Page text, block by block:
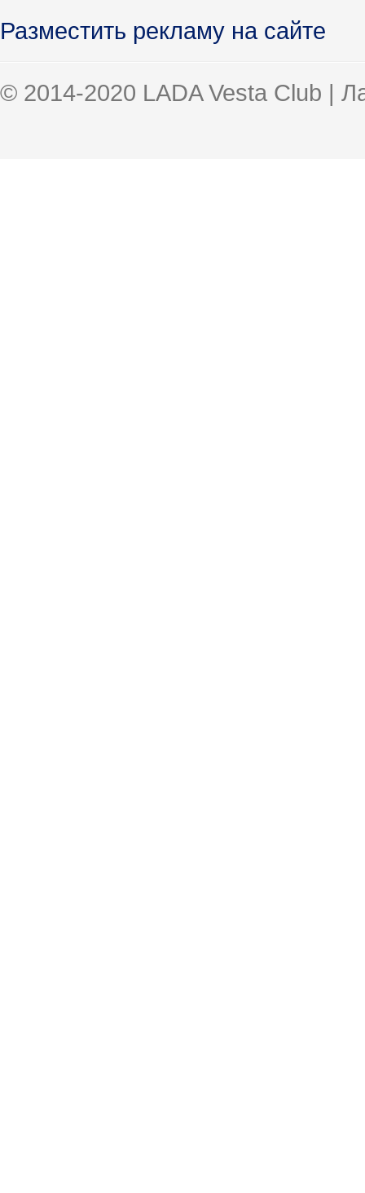
Разместить рекламу на сайте
© 2014-2020 LADA Vesta Club |